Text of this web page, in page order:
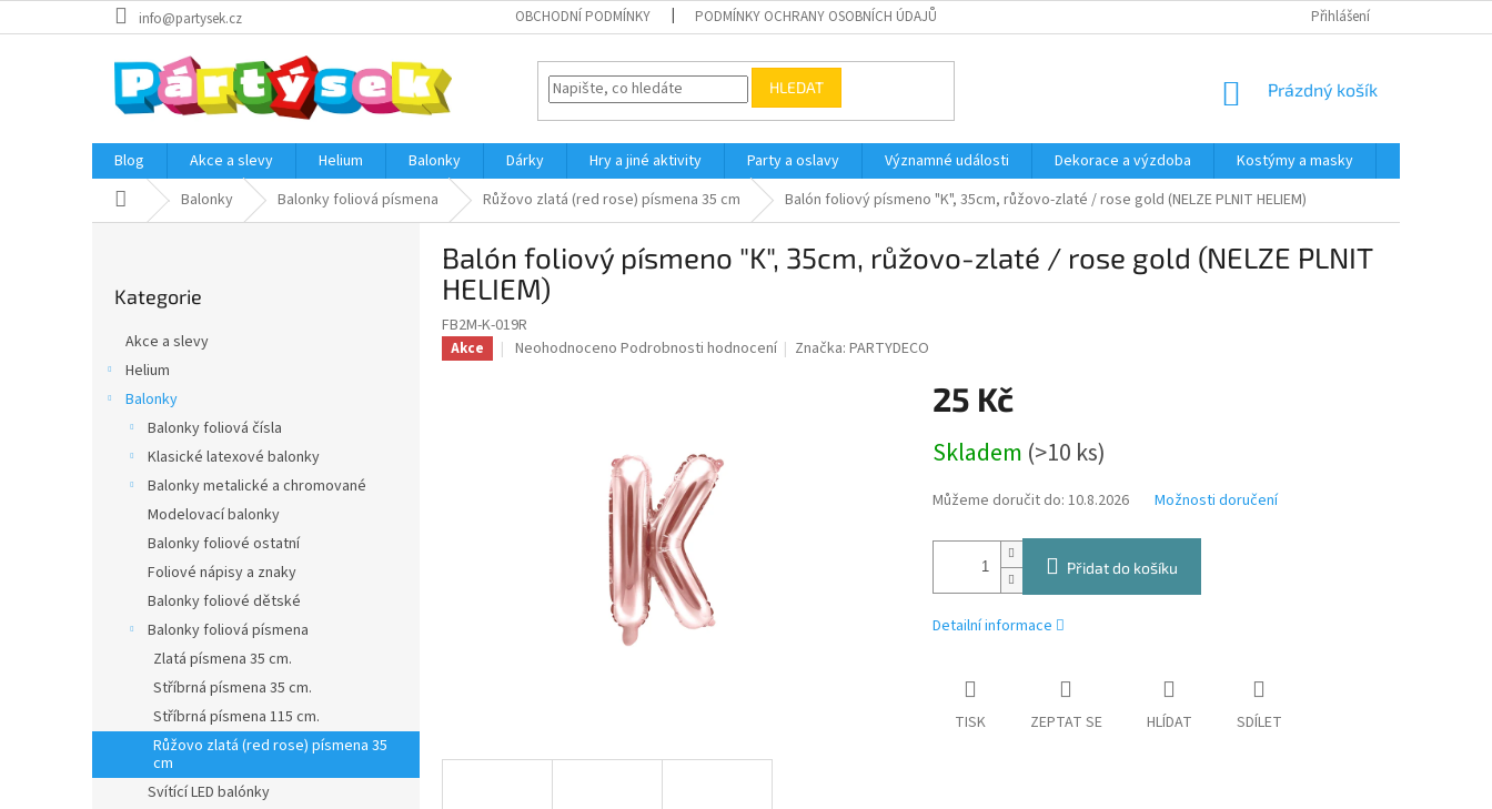
na
info@partysek.cz OBCHODNÍ PODMÍNKY PODMÍNKY OCHRANY OSOBNÍCH ÚDAJŮ Přihlášení
HLEDAT
NÁKUPNÍ
Prázdný košík
Blog Akce a slevy Helium Balonky Dárky Hry a jiné aktivity Party a oslavy Významné události Dekorace a výzdoba Kostýmy a masky
Domů Balonky Balonky foliová písmena Růžovo zlatá (red rose) písmena 35 cm Balón foliový písmeno "K", 35cm, růžovo-zlaté / rose gold (NELZE PLNIT HELIEM)
kategorie
Kategorie
Akce a slevy
Helium
Balonky
Balonky foliová čísla
Klasické latexové balonky
Balonky metalické a chromované
Modelovací balonky
Balonky foliové ostatní
Foliové nápisy a znaky
Balonky foliové dětské
Balonky foliová písmena
Zlatá písmena 35 cm.
Stříbrná písmena 35 cm.
Stříbrná písmena 115 cm.
Růžovo zlatá (red rose) písmena 35
cm
Svítící LED balónky
Balón foliový písmeno "K", 35cm, růžovo-zlaté / rose gold (NELZE PLNIT
HELIEM)
FB2M-K-019R
Akce
Průměrné
Neohodnoceno Podrobnosti hodnocení Značka:PARTYDECO
25 Kč
cena:
Skladem (>10 ks)
Můžeme doručit do: 10.8.2026 Možnosti doručení
Přidat do košíku
Detailní informace
TISK ZEPTAT SE HLÍDAT SDÍLET